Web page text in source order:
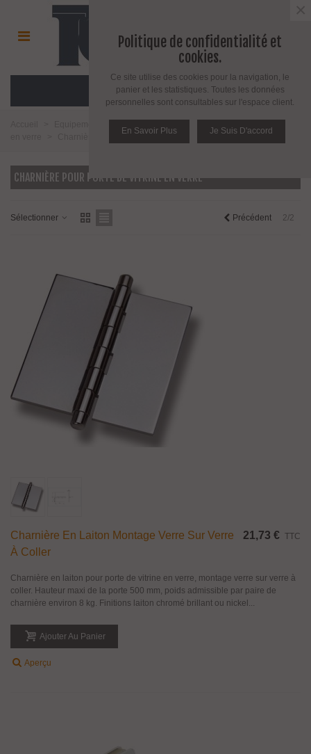
MENU
CHARNIÈRE POUR PORTE DE VITRINE EN VERRE
Sélectionner Précédent 2/2
Charnière En Laiton Montage Verre Sur Verre
À Coller
21,73 € TTC
Charnière en laiton pour porte de vitrine en verre, montage verre sur verre à
coller. Hauteur maxi de la porte 500 mm, poids admissible par paire de
charnière environ 8 kg. Finitions laiton chromé brillant ou nickel...
Ajouter Au Panier
Aperçu
Politique de confidentialité et
cookies.
Ce site utilise des cookies pour la navigation, le
panier et les statistiques. Toutes les données
personnelles sont consultables sur l'espace client.
En Savoir Plus Je Suis D'accord